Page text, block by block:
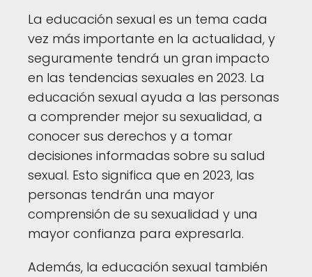
La educación sexual es un tema cada
vez más importante en la actualidad, y
seguramente tendrá un gran impacto
en las tendencias sexuales en 2023. La
educación sexual ayuda a las personas
a comprender mejor su sexualidad, a
conocer sus derechos y a tomar
decisiones informadas sobre su salud
sexual. Esto significa que en 2023, las
personas tendrán una mayor
comprensión de su sexualidad y una
mayor confianza para expresarla.
Además, la educación sexual también